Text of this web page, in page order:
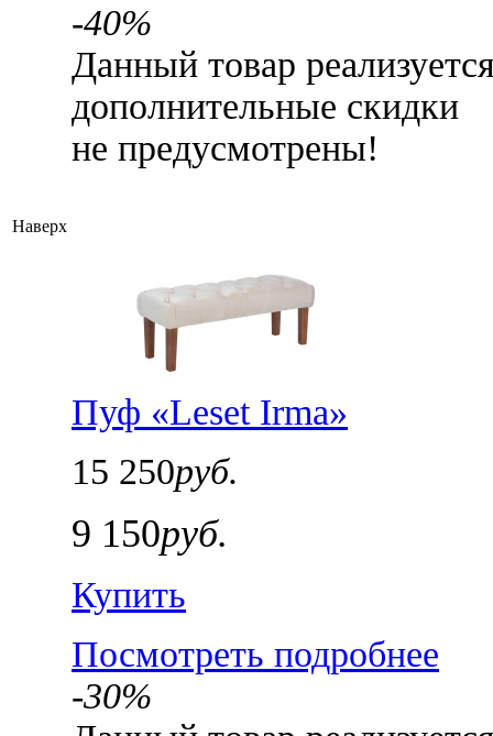
Наверх
-40%
Данный товар
дополнительные скидки
не предусмотрены!
Пуф «Leset Irma»
15 250руб.
9 150руб.
Купить
Посмотреть подробнее
-30%